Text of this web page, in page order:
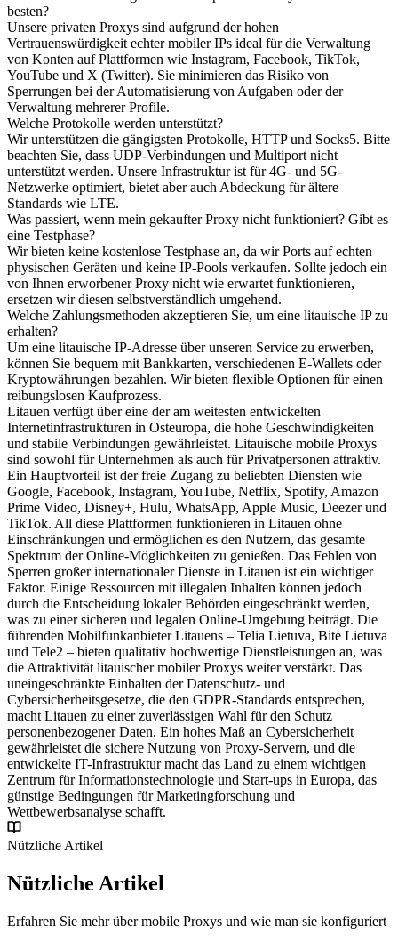
besten?
Unsere privaten Proxys sind aufgrund der hohen
Vertrauenswürdigkeit echter mobiler IPs ideal für die Verwaltung
von Konten auf Plattformen wie Instagram, Facebook, TikTok,
YouTube und X (Twitter). Sie minimieren das Risiko von
Sperrungen bei der Automatisierung von Aufgaben oder der
Verwaltung mehrerer Profile.
Welche Protokolle werden unterstützt?
Wir unterstützen die gängigsten Protokolle, HTTP und Socks5. Bitte
beachten Sie, dass UDP-Verbindungen und Multiport nicht
unterstützt werden. Unsere Infrastruktur ist für 4G- und 5G-
Netzwerke optimiert, bietet aber auch Abdeckung für ältere
Standards wie LTE.
Was passiert, wenn mein gekaufter Proxy nicht funktioniert? Gibt es
eine Testphase?
Wir bieten keine kostenlose Testphase an, da wir Ports auf echten
physischen Geräten und keine IP-Pools verkaufen. Sollte jedoch ein
von Ihnen erworbener Proxy nicht wie erwartet funktionieren,
ersetzen wir diesen selbstverständlich umgehend.
Welche Zahlungsmethoden akzeptieren Sie, um eine litauische IP zu
erhalten?
Um eine litauische IP-Adresse über unseren Service zu erwerben,
können Sie bequem mit Bankkarten, verschiedenen E-Wallets oder
Kryptowährungen bezahlen. Wir bieten flexible Optionen für einen
reibungslosen Kaufprozess.
Litauen verfügt über eine der am weitesten entwickelten
Internetinfrastrukturen in Osteuropa, die hohe Geschwindigkeiten
und stabile Verbindungen gewährleistet. Litauische mobile Proxys
sind sowohl für Unternehmen als auch für Privatpersonen attraktiv.
Ein Hauptvorteil ist der freie Zugang zu beliebten Diensten wie
Google, Facebook, Instagram, YouTube, Netflix, Spotify, Amazon
Prime Video, Disney+, Hulu, WhatsApp, Apple Music, Deezer und
TikTok. All diese Plattformen funktionieren in Litauen ohne
Einschränkungen und ermöglichen es den Nutzern, das gesamte
Spektrum der Online-Möglichkeiten zu genießen. Das Fehlen von
Sperren großer internationaler Dienste in Litauen ist ein wichtiger
Faktor. Einige Ressourcen mit illegalen Inhalten können jedoch
durch die Entscheidung lokaler Behörden eingeschränkt werden,
was zu einer sicheren und legalen Online-Umgebung beiträgt. Die
führenden Mobilfunkanbieter Litauens – Telia Lietuva, Bitė Lietuva
und Tele2 – bieten qualitativ hochwertige Dienstleistungen an, was
die Attraktivität litauischer mobiler Proxys weiter verstärkt. Das
uneingeschränkte Einhalten der Datenschutz- und
Cybersicherheitsgesetze, die den GDPR-Standards entsprechen,
macht Litauen zu einer zuverlässigen Wahl für den Schutz
personenbezogener Daten. Ein hohes Maß an Cybersicherheit
gewährleistet die sichere Nutzung von Proxy-Servern, und die
entwickelte IT-Infrastruktur macht das Land zu einem wichtigen
Zentrum für Informationstechnologie und Start-ups in Europa, das
günstige Bedingungen für Marketingforschung und
Wettbewerbsanalyse schafft.
Nützliche Artikel
Nützliche Artikel
Erfahren Sie mehr über mobile Proxys und wie man sie konfiguriert